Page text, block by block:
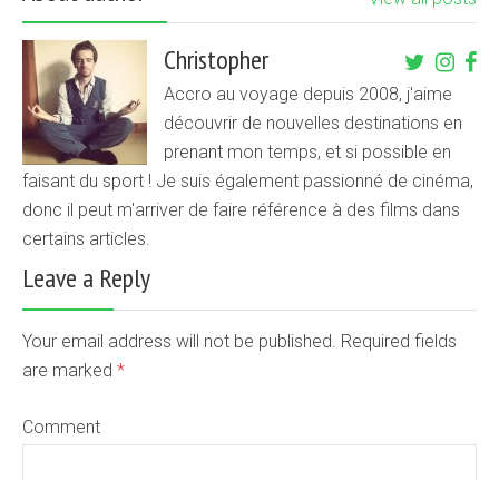
Christopher
Accro au voyage depuis 2008, j'aime
découvrir de nouvelles destinations en
prenant mon temps, et si possible en
faisant du sport ! Je suis également passionné de cinéma,
donc il peut m'arriver de faire référence à des films dans
certains articles.
Leave a Reply
Your email address will not be published. Required fields
are marked *
Comment